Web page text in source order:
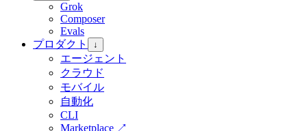
Grok
Composer
Evals
プロダクト
↓
エージェント
クラウド
モバイル
自動化
CLI
Marketplace ↗